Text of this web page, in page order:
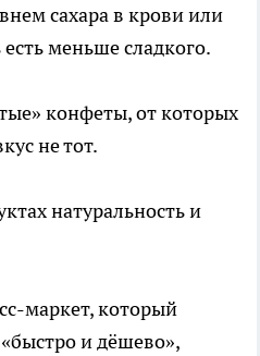
сахара в крови или
есть меньше сладкого.
конфеты, от которых
не тот.
натуральность и
маркет, который
и дёшево»,